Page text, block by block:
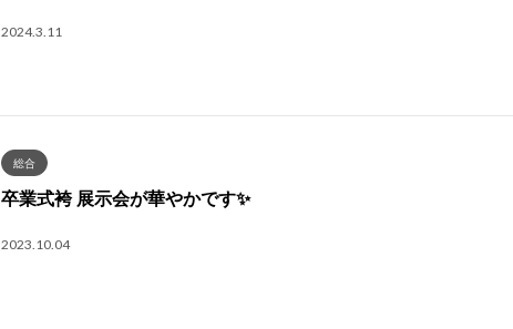
2024.3.11
総合
卒業式袴 展示会が華やかです✨
2023.10.04